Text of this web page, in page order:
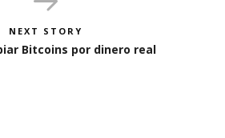
NEXT STORY
Bitcoins por dinero real